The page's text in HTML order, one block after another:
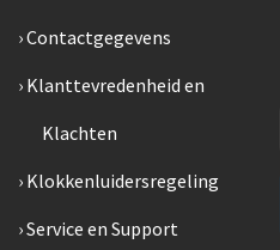
Contactgegevens
Klanttevredenheid en
Klachten
Klokkenluidersregeling
Service en Support